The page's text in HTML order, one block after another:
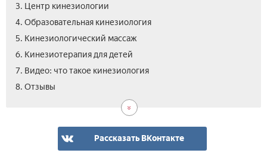
3. Центр кинезиологии
4. Образовательная кинезиология
5. Кинезиологический массаж
6. Кинезиотерапия для детей
7. Видео: что такое кинезиология
8. Отзывы
Рассказать ВКонтакте